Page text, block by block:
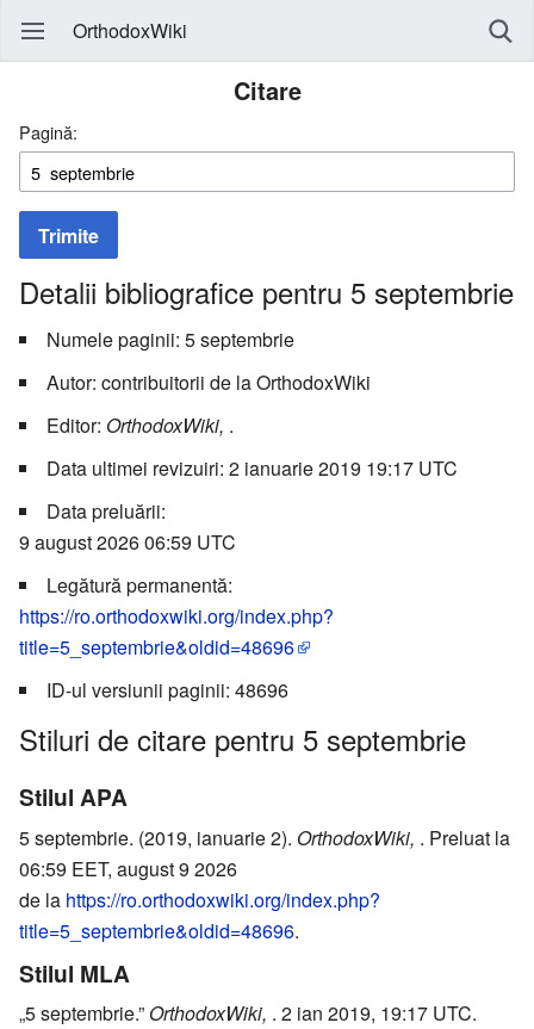
OrthodoxWiki
Citare
Pagină:
Trimite
Detalii bibliografice pentru 5 septembrie
Numele paginii: 5 septembrie
Autor: contribuitorii de la OrthodoxWiki
Editor: OrthodoxWiki, .
Data ultimei revizuiri: 2 ianuarie 2019 19:17 UTC
Data preluării:
9 august 2026 06:59 UTC
Legătură permanentă:
https://ro.orthodoxwiki.org/index.php?
title=5_septembrie&oldid=48696
ID-ul versiunii paginii: 48696
Stiluri de citare pentru 5 septembrie
Stilul APA
5 septembrie. (2019, ianuarie 2). OrthodoxWiki, . Preluat la
06:59 EET, august 9 2026
de la https://ro.orthodoxwiki.org/index.php?
title=5_septembrie&oldid=48696.
Stilul MLA
„5 septembrie.” OrthodoxWiki, . 2 ian 2019, 19:17 UTC.